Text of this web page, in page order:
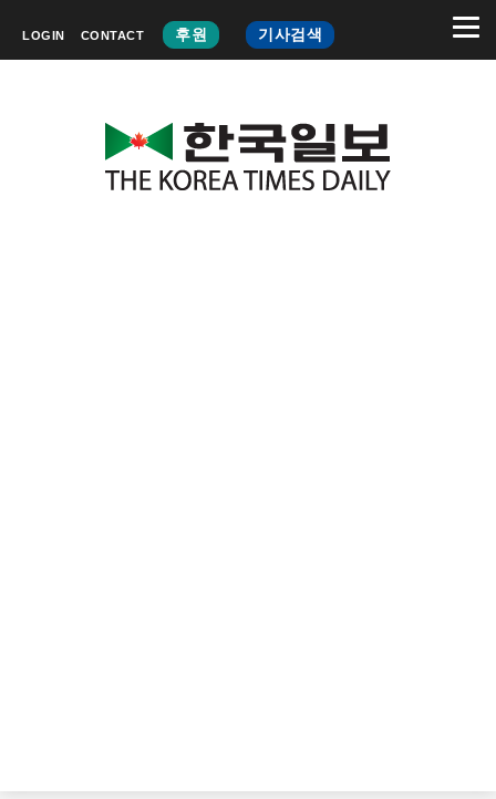
LOGIN CONTACT 후원 기사검색